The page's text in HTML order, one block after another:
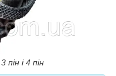
і 4 пін